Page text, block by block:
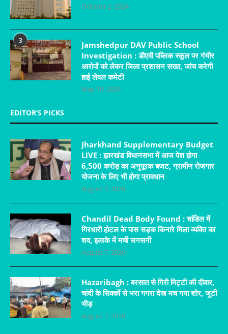
October 2, 2024
3
Jamshedpur DAV Public School
Investigation : डीएवी पब्लिक स्कूल पर गंभीर
आरोपों को लेकर जिला प्रशासन सख्त, जांच करेगी
हाई लेवल कमेटी
May 19, 2025
EDITOR’S PICKS
Jharkhand Supplementary Budget
LIVE : झारखंड विधानसभा में आज पेश होगा
6,500 करोड़ का अनुपूरक बजट, ग्रामीण रोजगार
योजना के लिए भी होगा प्रावधान
August 7, 2026
Chandil Dead Body Found : चांडिल में
गिरधारी होटल के पास सड़क किनारे मिला व्यक्ति का
शव, इलाके में मची सनसनी
August 7, 2026
Hazaribagh : बरसात से गिरी मिट्टी की दीवार,
चांदी के सिक्कों से भरा गगरा देख मच गया शोर, जुटी
भीड़
August 7, 2026